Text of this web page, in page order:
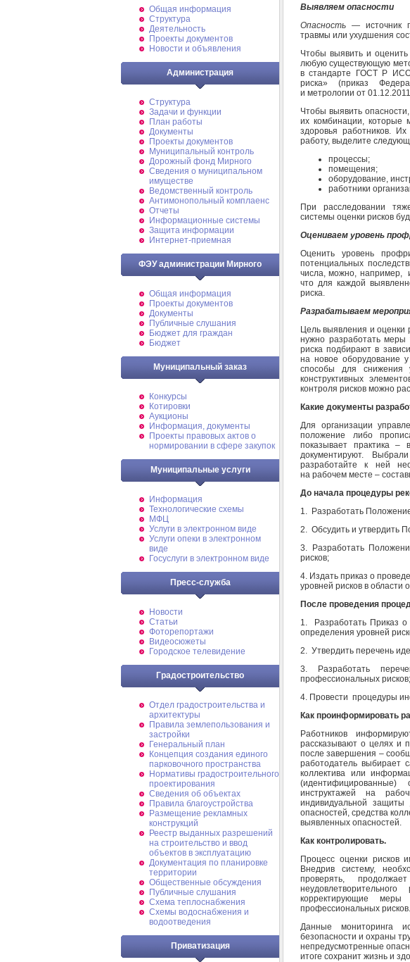
Общая информация
Структура
Деятельность
Проекты документов
Новости и объявления
Администрация
Структура
Задачи и функции
План работы
Документы
Проекты документов
Муниципальный контроль
Дорожный фонд Мирного
Cведения о муниципальном
имуществе
Ведомственный контроль
Антимонопольный комплаенс
Отчеты
Информационные системы
Защита информации
Интернет-приемная
ФЭУ администрации Мирного
Общая информация
Проекты документов
Документы
Публичные слушания
Бюджет для граждан
Бюджет
Муниципальный заказ
Конкурсы
Котировки
Аукционы
Информация, документы
Проекты правовых актов о
нормировании в сфере закупок
Муниципальные услуги
Информация
Технологические схемы
МФЦ
Услуги в электронном виде
Услуги опеки в электронном
виде
Госуслуги в электронном виде
Пресс-служба
Новости
Статьи
Фоторепортажи
Видеосюжеты
Городское телевидение
Градостроительство
Отдел градостроительства и
архитектуры
Правила землепользования и
застройки
Генеральный план
Концепция создания единого
парковочного пространства
Нормативы градостроительного
проектирования
Сведения об объектах
Правила благоустройства
Размещение рекламных
конструкций
Реестр выданных разрешений
на строительство и ввод
объектов в эксплуатацию
Документация по планировке
территории
Общественные обсуждения
Публичные слушания
Схема теплоснабжения
Схемы водоснабжения и
водоотведения
Приватизация
Выявляем опасности
Опасность — источник
травмы или ухудшения
Чтобы выявить и оценить
любую существующую
в стандарте ГОСТ Р
риска» (приказ
и метрологии от
Чтобы выявить
их комбинации, которые
здоровья работников.
работу, выделите
процессы;
помещения;
оборудование,
работники
При расследовании
системы оценки рисков
Оцениваем уровень
Оценить уровень
потенциальных
числа, можно, например,
что для каждой
риска.
Разрабатываем
Цель выявления и оценки
нужно разработать меры
риска подбирают в
на новое оборудование
способы для снижения
конструктивных
контроля рисков можно
Какие документы
Для организации
положение либо
показывает практика –
документируют.
разработайте к ней
на рабочем месте –
До начала процедуры
1. Разработать
2. Обсудить и утвердить
3. Разработать
рисков;
4. Издать приказ о
уровней рисков в области
После проведения
1. Разработать Приказ о
определения уровней
2. Утвердить перечень
3. Разработать
профессиональных рисков;
4. Провести процедуры
Как проинформировать
Работников
рассказывают о целях и
после завершения –
работодатель выбирает
коллектива или
инструктажей на
индивидуальной
опасностей, средства
выявленных опасностей.
Как контролировать.
Процесс оценки рисков
Внедрив систему,
проверять,
корректирующие
профессиональных рисков.
Данные мониторинга
безопасности и охраны
непредусмотренные
итоге сохранит жизнь и